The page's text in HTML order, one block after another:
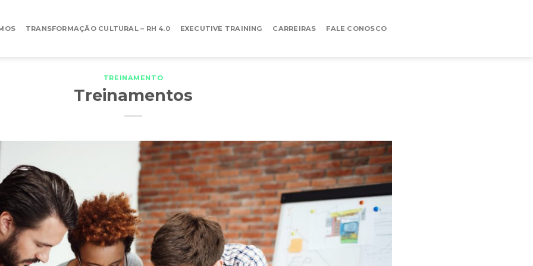
TRANSFORMAÇÃO CULTURAL – RH 4.0 EXECUTIVE TRAINING CARREIRAS FALE CONOSCO
TREINAMENTO
Treinamentos